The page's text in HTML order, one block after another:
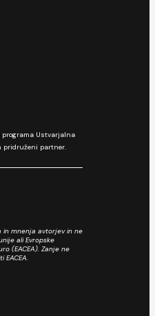
programa Ustvarjalna
pridruženi partner.
in mnenja avtorjev in ne
ali Evropske
(EACEA). Zanje ne